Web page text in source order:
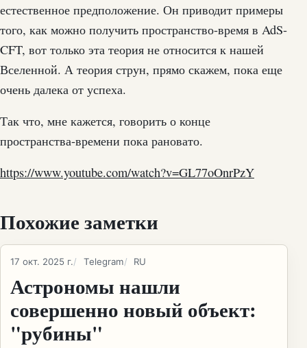
естественное предположение. Он приводит примеры
того, как можно получить пространство-время в AdS-
CFT, вот только эта теория не относится к нашей
Вселенной. А теория струн, прямо скажем, пока еще
очень далека от успеха.
Так что, мне кажется, говорить о конце
пространства-времени пока рановато.
https://www.youtube.com/watch?v=GL77oOnrPzY
Похожие заметки
17 окт. 2025 г. Telegram RU
Астрономы нашли
совершенно новый объект:
"рубины"